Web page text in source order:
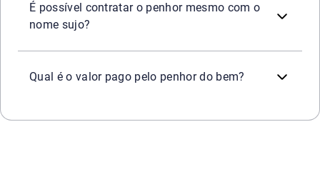
É possível contratar o penhor mesmo com o
nome sujo?
Qual é o valor pago pelo penhor do bem?